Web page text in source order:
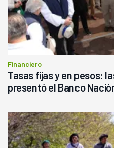
Financiero
Tasas fijas y en pesos:
presentó el Banco